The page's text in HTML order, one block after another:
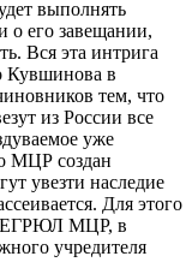
выполнять
о его завещании,
Вся эта интрига
Кувшинова в
тем, что
из России все
уже
МЦР создан
увезти наследие
Для этого
ЕГРЮЛ МЦР, в
учредителя